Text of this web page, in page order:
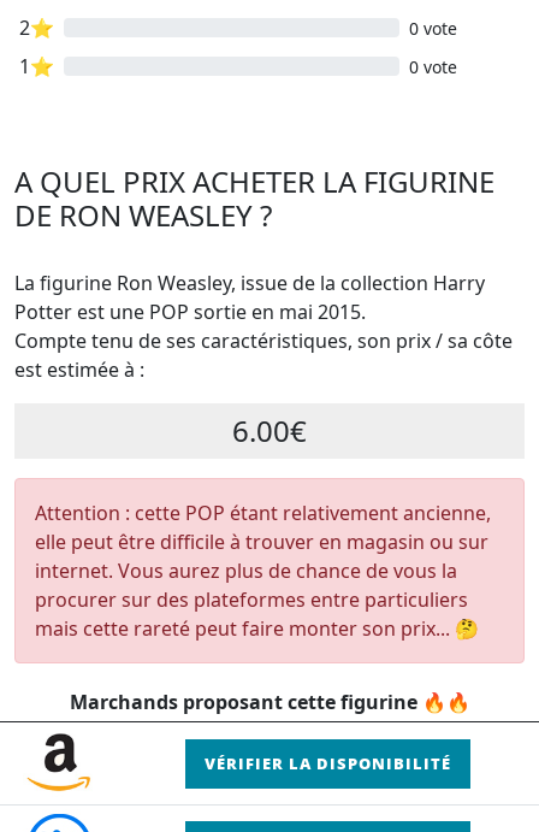
2⭐ 0 vote
1⭐ 0 vote
A QUEL PRIX ACHETER LA FIGURINE
DE RON WEASLEY ?
La figurine Ron Weasley, issue de la collection Harry
Potter est une POP sortie en mai 2015.
Compte tenu de ses caractéristiques, son prix / sa côte
est estimée à :
6.00€
Attention : cette POP étant relativement ancienne,
elle peut être difficile à trouver en magasin ou sur
internet. Vous aurez plus de chance de vous la
procurer sur des plateformes entre particuliers
mais cette rareté peut faire monter son prix... 🤔
Marchands proposant cette figurine 🔥🔥
VÉRIFIER LA DISPONIBILITÉ